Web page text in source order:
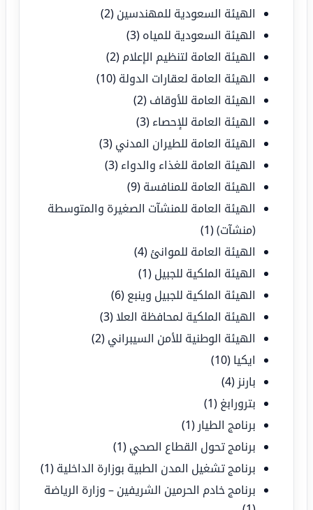
الهيئة السعودية للمهندسين (2)
الهيئة السعودية للمياه (3)
الهيئة العامة لتنظيم الإعلام (2)
الهيئة العامة لعقارات الدولة (10)
الهيئة العامة للأوقاف (2)
الهيئة العامة للإحصاء (3)
الهيئة العامة للطيران المدني (3)
الهيئة العامة للغذاء والدواء (3)
الهيئة العامة للمنافسة (9)
الهيئة العامة للمنشآت الصغيرة والمتوسطة
(منشآت)(1)
الهيئة العامة للموانئ (4)
الهيئة الملكية للجبيل (1)
الهيئة الملكية للجبيل وينبع (6)
الهيئة الملكية لمحافظة العلا(3)
الهيئة الوطنية للأمن السيبراني (2)
ايكيا (10)
بارنز (4)
بترورابغ (1)
برنامج الطيار (1)
برنامج تحول القطاع الصحي (1)
برنامج تشغيل المدن الطبية بوزارة الداخلية (1)
برنامج خادم الحرمين الشريفين – وزارة الرياضة